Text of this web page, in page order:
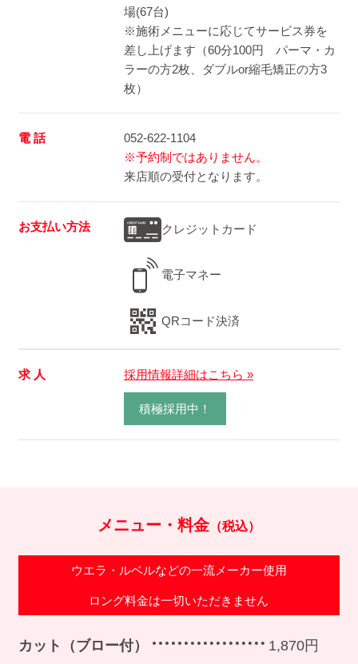
場(67台)
※施術メニューに応じてサービス券を
差し上げます（60分100円 パーマ・カ
ラーの方2枚、ダブルor縮毛矯正の方3
枚）
電 話
052-622-1104
※予約制ではありません。
来店順の受付となります。
お支払い方法 クレジットカード
電子マネー
QRコード決済
求 人 採用情報詳細はこちら »
積極採用中！
メニュー・料金（税込）
ウエラ・ルベルなどの一流メーカー使用
ロング料金は一切いただきません
カット（ブロー付）
1,870円